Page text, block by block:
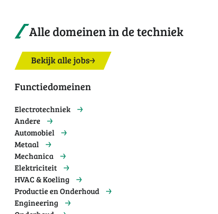
Alle domeinen in de techniek
Bekijk alle jobs
Functiedomeinen
Electrotechniek
Andere
Automobiel
Metaal
Mechanica
Elektriciteit
HVAC & Koeling
Productie en Onderhoud
Engineering